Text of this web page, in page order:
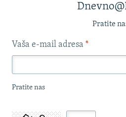
Pratite
Vaša e-mail adresa *
Pratite nas